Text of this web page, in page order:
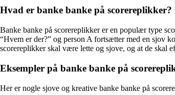
Hvad er banke banke på scorereplikker?
Banke banke på scorereplikker er en populær type
“Hvem er der?” og person A fortsætter med en sjov
scorereplikker skal være lette og sjove, og at de skal
Eksempler på banke banke på
Her er nogle sjove og kreative banke banke på